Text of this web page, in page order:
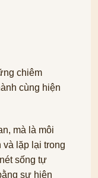
chiêm
cùng hiện
mà là môi
lặp lại trong
sống tự
sự hiện